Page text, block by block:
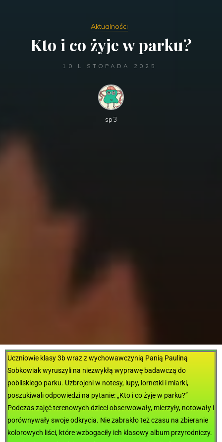
Aktualności
Kto i co żyje w parku?
10 LISTOPADA 2025
sp3
Uczniowie klasy 3b wraz z wychowawczynią Panią Pauliną
Sobkowiak wyruszyli na niezwykłą wyprawę badawczą do
pobliskiego parku. Uzbrojeni w notesy, lupy, lornetki i miarki,
poszukiwali odpowiedzi na pytanie: „Kto i co żyje w parku?”
Podczas zajęć terenowych dzieci obserwowały, mierzyły, notowały i
porównywały swoje odkrycia. Nie zabrakło też czasu na zbieranie
kolorowych liści, które wzbogaciły ich klasowy album przyrodniczy.